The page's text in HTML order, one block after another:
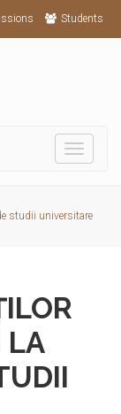
Students
Toggle
studii universitare
LA